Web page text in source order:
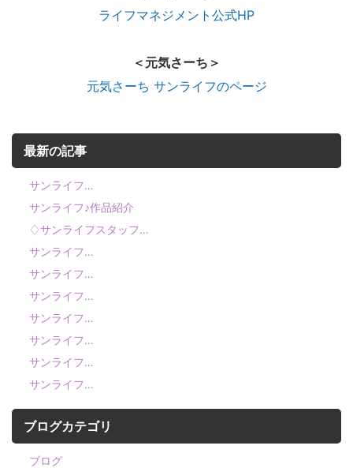
ライフマネジメント公式HP
＜元気さーち＞
元気さーち サンライフのページ
最新の記事
サンライフ…
サンライフ♪作品紹介
♢サンライフスタッフ…
サンライフ…
サンライフ…
サンライフ…
サンライフ…
サンライフ…
サンライフ…
サンライフ…
ブログカテゴリ
ブログ